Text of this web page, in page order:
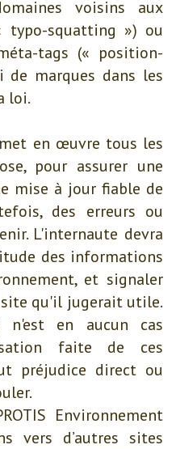
voisins aux
typo-squatting ») ou
tags (« position-
de marques dans les
loi.
met en œuvre tous les
pour assurer une
mise à jour fiable de
des erreurs ou
L'internaute devra
des informations
et signaler
qu'il jugerait utile.
n'est en aucun cas
faite de ces
préjudice direct ou
Environnement
vers d’autres sites